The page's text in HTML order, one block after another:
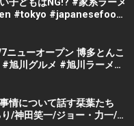
子どもはNG!? #家系ラーメ
旭川グルメ #旭川ラーメン
情について話す栞葉たち
/神田笑一/ジョー・力一/七